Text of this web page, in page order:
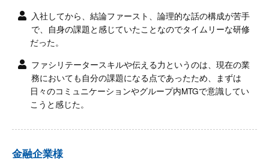
入社してから、結論ファースト、論理的な話の構成が苦手
で、自身の課題と感じていたことなのでタイムリーな研修
だった。
ファシリテータースキルや伝える力というのは、現在の業
務においても自分の課題になる点であったため、まずは
日々のコミュニケーションやグループ内MTGで意識してい
こうと感じた。
金融企業様